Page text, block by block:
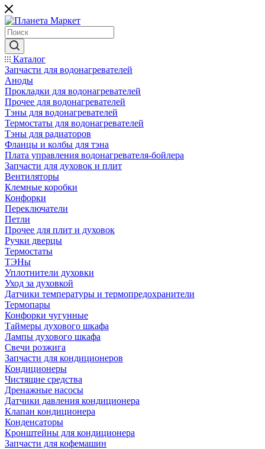
Каталог
Запчасти для водонагревателей
Аноды
Прокладки для водонагревателей
Прочее для водонагревателей
Тэны для водонагревателей
Термостаты для водонагревателей
Тэны для радиаторов
Фланцы и колбы для тэна
Плата управления водонагревателя-бойлера
Запчасти для духовок и плит
Вентиляторы
Клемные коробки
Конфорки
Переключатели
Петли
Прочее для плит и духовок
Ручки дверцы
Термостаты
ТЭНы
Уплотнители духовки
Уход за духовкой
Датчики температуры и термопредохранители
Термопары
Конфорки чугунные
Таймеры духового шкафа
Лампы духового шкафа
Свечи розжига
Запчасти для кондиционеров
Кондиционеры
Чистящие средства
Дренажные насосы
Датчики давления кондиционера
Клапан кондиционера
Конденсаторы
Кронштейны для кондиционера
Запчасти для кофемашин